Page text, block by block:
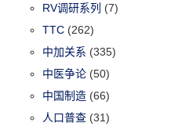
RV调研系列 (7)
TTC (262)
中加关系 (335)
中医争论 (50)
中国制造 (66)
人口普查 (31)